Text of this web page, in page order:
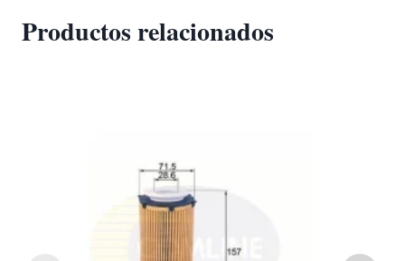
Productos relacionados